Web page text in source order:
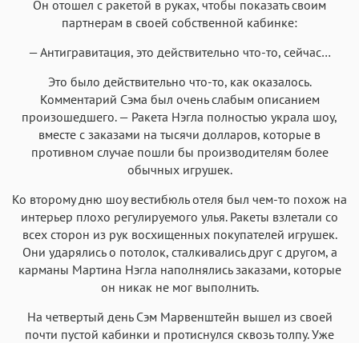
Он отошел с ракетой в руках, чтобы показать своим
партнерам в своей собственной кабинке:
— Антигравитация, это действительно что-то, сейчас…
Это было действительно что-то, как оказалось.
Комментарий Сэма был очень слабым описанием
произошедшего. — Ракета Нэгла полностью украла шоу,
вместе с заказами на тысячи долларов, которые в
противном случае пошли бы производителям более
обычных игрушек.
Ко второму дню шоу вестибюль отеля был чем-то похож на
интерьер плохо регулируемого улья. Ракеты взлетали со
всех сторон из рук восхищенных покупателей игрушек.
Они ударялись о потолок, сталкивались друг с другом, а
карманы Мартина Нэгла наполнялись заказами, которые
он никак не мог выполнить.
На четвертый день Сэм Марвенштейн вышел из своей
почти пустой кабинки и протиснулся сквозь толпу. Уже